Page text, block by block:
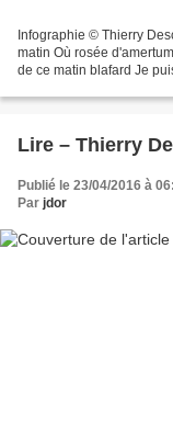
Infographie © Thierry
matin Où rosée
de ce matin blafard Je
Lire – Thierry
Publié le 23/04/2016 à
Par jdor